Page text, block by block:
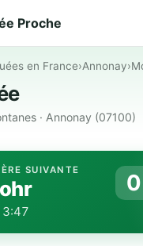
Proche
en France›Annonay›
· Annonay (07100)
SUIVANTE